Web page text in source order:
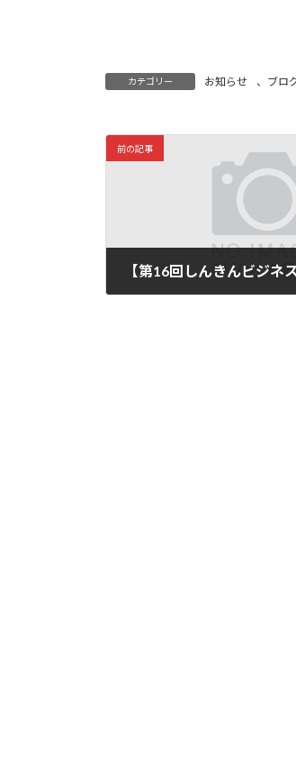
カテゴリー お知らせ 、 ブロ
前の記事